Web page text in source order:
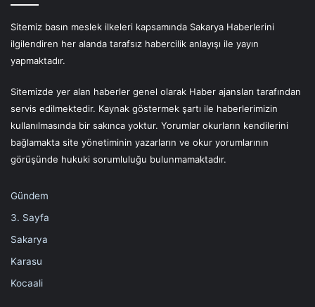
Sitemiz basın meslek ilkeleri kapsamında Sakarya Haberlerini
ilgilendiren her alanda tarafsız habercilik anlayışı ile yayın
yapmaktadır.
Sitemizde yer alan haberler genel olarak Haber ajansları tarafından
servis edilmektedir. Kaynak göstermek şartı ile haberlerimizin
kullanılmasında bir sakınca yoktur. Yorumlar okurların kendilerini
bağlamakta site yönetiminin yazarların ve okur yorumlarının
görüşünde hukuki sorumluluğu bulunmamaktadır.
Gündem
3. Sayfa
Sakarya
Karasu
Kocaali